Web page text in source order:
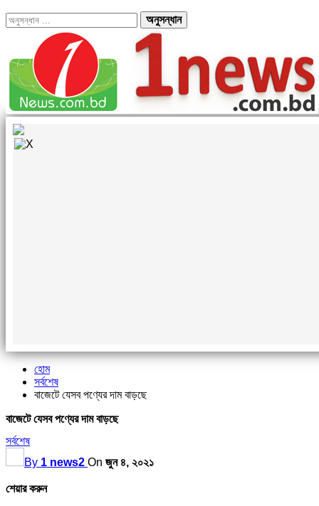
হোম
সর্বশেষ
বাজেটে যেসব পণ্যের দাম বাড়ছে
বাজেটে যেসব পণ্যের দাম বাড়ছে
সর্বশেষ
By 1 news2 On জুন ৪, ২০২১
শেয়ার করুন